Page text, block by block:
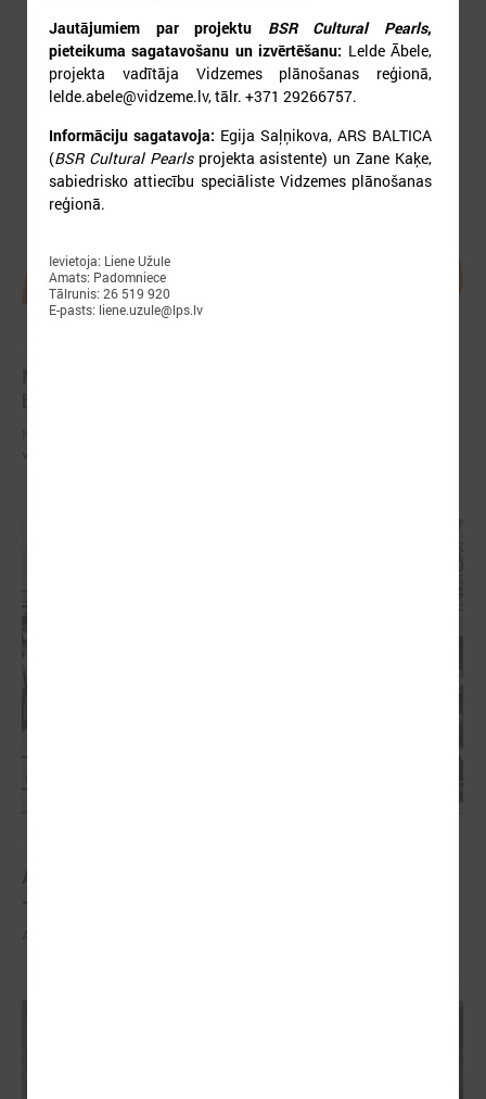
Jautājumiem par projektu BSR Cultural Pearls,
pieteikuma sagatavošanu un izvērtēšanu: Lelde Ābele,
projekta vadītāja Vidzemes plānošanas reģionā,
lelde.abele@vidzeme.lv, tālr. +371 29266757.
Informāciju sagatavoja: Egija Saļņikova, ARS BALTICA
(BSR Cultural Pearlsprojekta asistente) un Zane Kaķe,
sabiedrisko attiecību speciāliste Vidzemes plānošanas
reģionā.
Ievietoja: Liene Užule
Amats: Padomniece
Tālrunis: 26 519 920
E-pasts: liene.uzule@lps.lv